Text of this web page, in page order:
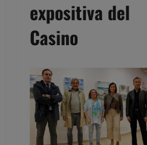
expositiva del
Casino